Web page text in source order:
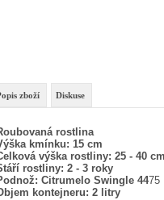
zboží Diskuse
rostlina
kmínku: 15 cm
výška rostliny: 25 - 40 cm
rostliny: 2 - 3 roky
Citrumelo Swingle 4475
kontejneru: 2 litry